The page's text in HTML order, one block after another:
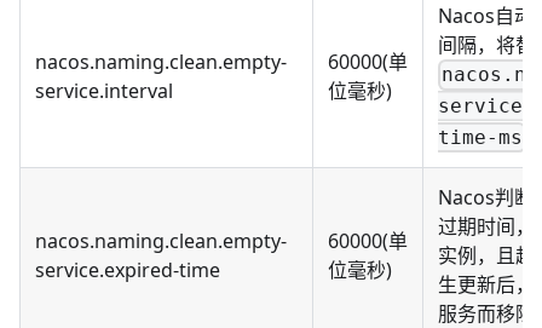
nacos.naming.clean.empty-
service.interval
60000(单
位毫秒)
Nacos自动
间隔，将替
time-ms
nacos.naming.clean.empty-
service.expired-time
60000(单
位毫秒)
Nacos判断
过期时间，
实例，且
生更新后
服务而移除